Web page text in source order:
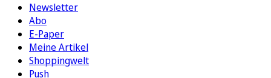
Newsletter
Abo
E-Paper
Meine Artikel
Shoppingwelt
Push